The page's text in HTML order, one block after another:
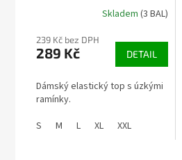
Skladem (3 BAL)
239 Kč bez DPH
289 Kč DETAIL
Dámský elastický top s úzkými
ramínky.
S
M L XL XXL